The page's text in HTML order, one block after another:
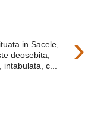
›
in Sacele,
deosebita,
intabulata, c...